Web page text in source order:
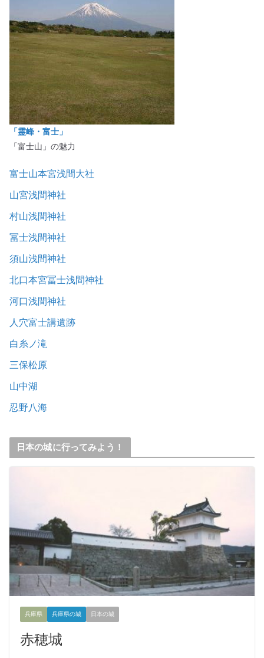
「霊峰・富士」
「富士山」の魅力
富士山本宮浅間大社
山宮浅間神社
村山浅間神社
冨士浅間神社
須山浅間神社
北口本宮冨士浅間神社
河口浅間神社
人穴富士講遺跡
白糸ノ滝
三保松原
山中湖
忍野八海
日本の城に行ってみよう！
兵庫県 兵庫県の城 日本の城
赤穂城